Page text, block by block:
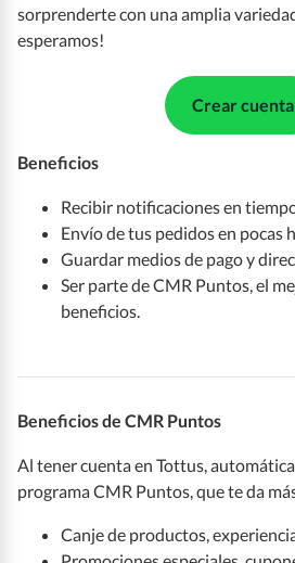
sorprenderte con una amplia
esperamos!
Crear cuenta
Beneficios
Recibir notificaciones en
Envío de tus pedidos en pocas
Guardar medios de pago y
Ser parte de CMR Puntos, el
beneficios.
Beneficios de CMR Puntos
Al tener cuenta en Tottus,
programa CMR Puntos, que te da
Canje de productos,